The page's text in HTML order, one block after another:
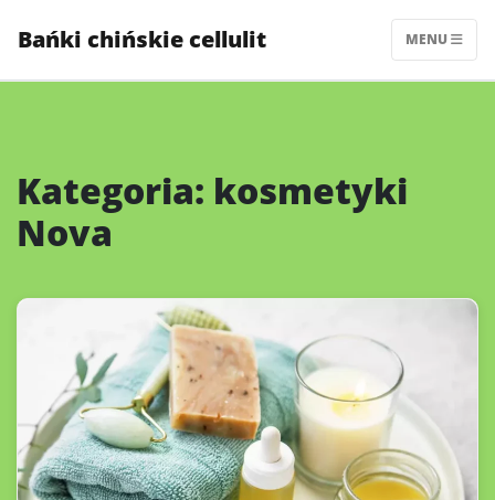
Bańki chińskie cellulit MENU
Kategoria: kosmetyki
Nova